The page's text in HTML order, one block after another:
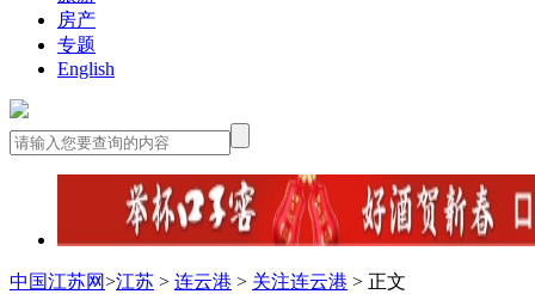
房产
专题
English
中国江苏网>江苏 > 连云港 > 关注连云港 > 正文